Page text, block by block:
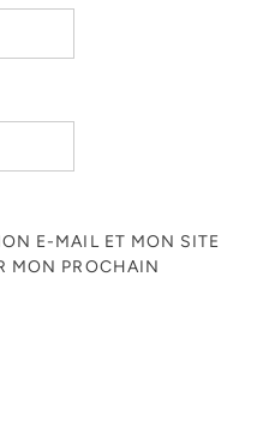
E-MAIL ET MON SITE
MON PROCHAIN